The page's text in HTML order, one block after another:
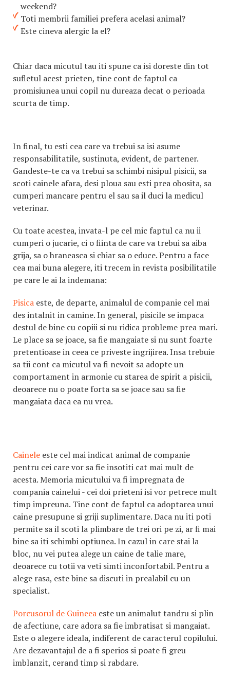
weekend?
Toti membrii familiei prefera acelasi animal?
Este cineva alergic la el?
Chiar daca micutul tau iti spune ca isi doreste din tot
sufletul acest prieten, tine cont de faptul ca
promisiunea unui copil nu dureaza decat o perioada
scurta de timp.
In final, tu esti cea care va trebui sa isi asume
responsabilitatile, sustinuta, evident, de partener.
Gandeste-te ca va trebui sa schimbi nisipul pisicii, sa
scoti cainele afara, desi ploua sau esti prea obosita, sa
cumperi mancare pentru el sau sa il duci la medicul
veterinar.
Cu toate acestea, invata-l pe cel mic faptul ca nu ii
cumperi o jucarie, ci o fiinta de care va trebui sa aiba
grija, sa o hraneasca si chiar sa o educe. Pentru a face
cea mai buna alegere, iti trecem in revista posibilitatile
pe care le ai la indemana:
Pisica este, de departe, animalul de companie cel mai
des intalnit in camine. In general, pisicile se impaca
destul de bine cu copiii si nu ridica probleme prea mari.
Le place sa se joace, sa fie mangaiate si nu sunt foarte
pretentioase in ceea ce priveste ingrijirea. Insa trebuie
sa tii cont ca micutul va fi nevoit sa adopte un
comportament in armonie cu starea de spirit a pisicii,
deoarece nu o poate forta sa se joace sau sa fie
mangaiata daca ea nu vrea.
Cainele este cel mai indicat animal de companie
pentru cei care vor sa fie insotiti cat mai mult de
acesta. Memoria micutului va fi impregnata de
compania cainelui - cei doi prieteni isi vor petrece mult
timp impreuna. Tine cont de faptul ca adoptarea unui
caine presupune si griji suplimentare. Daca nu iti poti
permite sa il scoti la plimbare de trei ori pe zi, ar fi mai
bine sa iti schimbi optiunea. In cazul in care stai la
bloc, nu vei putea alege un caine de talie mare,
deoarece cu totii va veti simti inconfortabil. Pentru a
alege rasa, este bine sa discuti in prealabil cu un
specialist.
Porcusorul de Guineea este un animalut tandru si plin
de afectiune, care adora sa fie imbratisat si mangaiat.
Este o alegere ideala, indiferent de caracterul copilului.
Are dezavantajul de a fi sperios si poate fi greu
imblanzit, cerand timp si rabdare.